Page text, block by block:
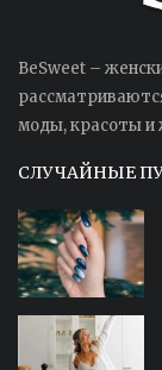
BeSweet –
моды, красоты и
СЛУЧАЙНЫЕ